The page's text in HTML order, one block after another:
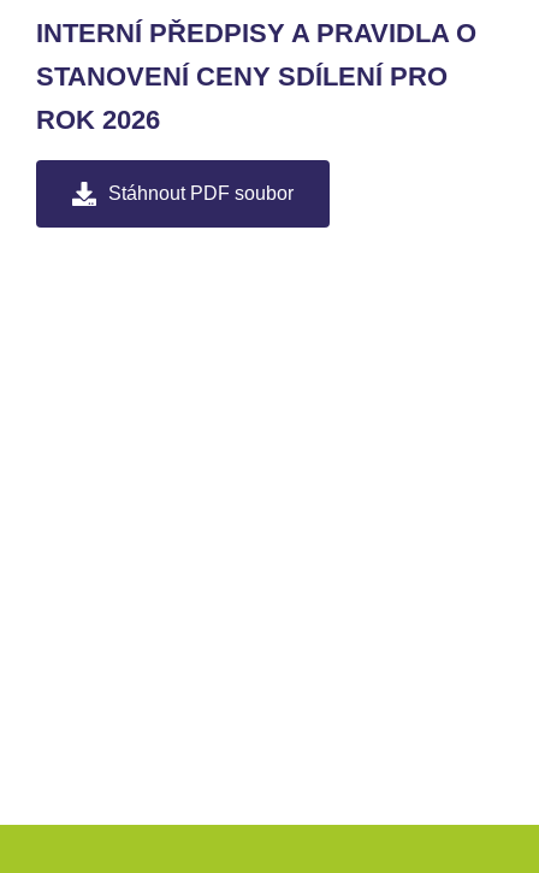
INTERNÍ PŘEDPISY A PRAVIDLA O
STANOVENÍ CENY SDÍLENÍ PRO
ROK 2026
Stáhnout PDF soubor